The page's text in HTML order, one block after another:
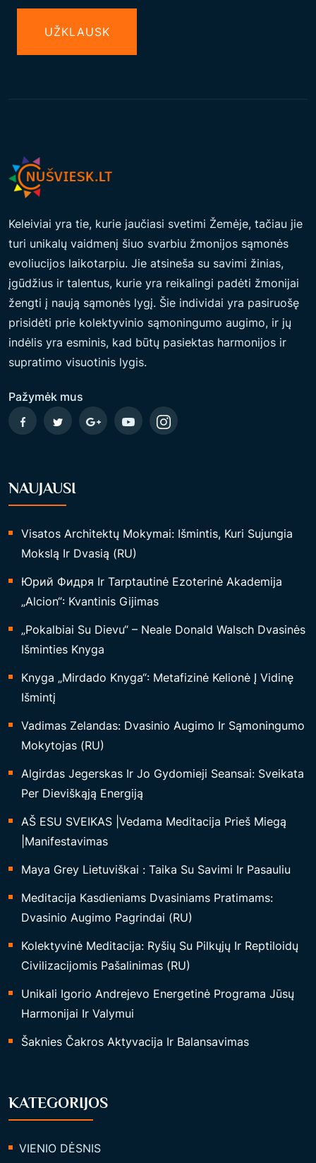
R
A
P
L
A
T
I
D
A
L
Ė
D
V
Ė
M
S
S
T
E
M
UŽКLAUSK
Keleiviai yra tie, kurie jaučiasi svetimi Žemėje, tačiau jie
turi unikalų vaidmenį šiuo svarbiu žmonijos sąmonės
evoliucijos laikotarpiu. Jie atsineša su savimi žinias,
įgūdžius ir talentus, kurie yra reikalingi padėti žmonijai
žengti į naują sąmonės lygį. Šie individai yra pasiruošę
prisidėti prie kolektyvinio sąmoningumo augimo, ir jų
indėlis yra esminis, kad būtų pasiektas harmonijos ir
supratimo visuotinis lygis.
Pažymėk mus
NAUJAUSI
Visatos Architektų Mokymai: Išmintis, Kuri Sujungia
Mokslą Ir Dvasią (RU)
Юрий Фидря Ir Tarptautinė Ezoterinė Akademija
„Alcion“: Kvantinis Gijimas
„Pokalbiai Su Dievu“ – Neale Donald Walsch Dvasinės
Išminties Knyga
Knyga „Mirdado Knyga“: Metafizinė Kelionė Į Vidinę
Išmintį
Vadimas Zelandas: Dvasinio Augimo Ir Sąmoningumo
Mokytojas (RU)
Algirdas Jegerskas Ir Jo Gydomieji Seansai: Sveikata
Per Dieviškąją Energiją
AŠ ESU SVEIKAS |Vedama Meditacija Prieš Miegą
|Manifestavimas
Maya Grey Lietuviškai : Taika Su Savimi Ir Pasauliu
Meditacija Kasdieniams Dvasiniams Pratimams:
Dvasinio Augimo Pagrindai (RU)
Kolektyvinė Meditacija: Ryšių Su Pilkųjų Ir Reptiloidų
Civilizacijomis Pašalinimas (RU)
Unikali Igorio Andrejevo Energetinė Programa Jūsų
Harmonijai Ir Valymui
Šaknies Čakros Aktyvacija Ir Balansavimas
KATEGORIJOS
VIENIO DĖSNIS